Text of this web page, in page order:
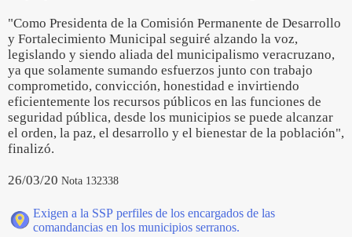
"Como Presidenta de la Comisión Permanente de Desarrollo
y Fortalecimiento Municipal seguiré alzando la voz,
legislando y siendo aliada del municipalismo veracruzano,
ya que solamente sumando esfuerzos junto con trabajo
comprometido, convicción, honestidad e invirtiendo
eficientemente los recursos públicos en las funciones de
seguridad pública, desde los municipios se puede alcanzar
el orden, la paz, el desarrollo y el bienestar de la población",
finalizó.
26/03/20 Nota 132338
Exigen a la SSP perfiles de los encargados de las
comandancias en los municipios serranos.